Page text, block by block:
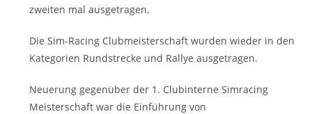
zweiten mal ausgetragen.
Die Sim-Racing Clubmeisterschaft wurden wieder in den
Kategorien Rundstrecke und Rallye ausgetragen.
Neuerung gegenüber der 1. Clubinterne Simracing
Meisterschaft war die Einführung von